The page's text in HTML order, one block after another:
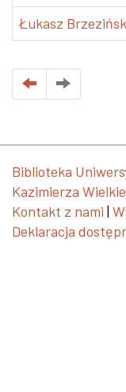
Łukasz
Biblioteka
Kazimierza
Kontakt z nami |
Deklaracja